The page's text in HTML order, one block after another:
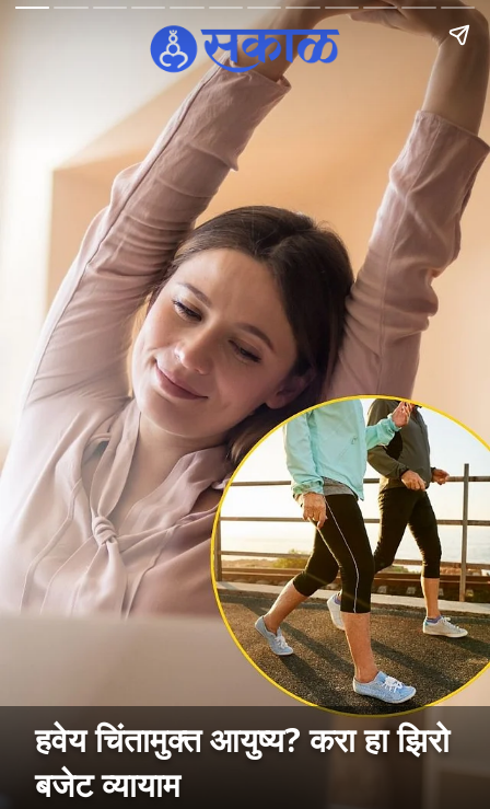
हवेय चिंतामुक्त आयुष्य? करा हा झिरो
बजेट व्यायाम